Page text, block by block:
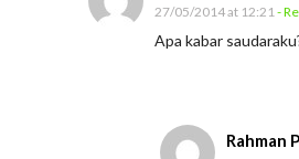
T
e
27/05/2014 at 12:21 -
Apa kabar
Rahman